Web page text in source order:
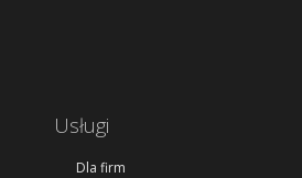
Usługi
Dla firm